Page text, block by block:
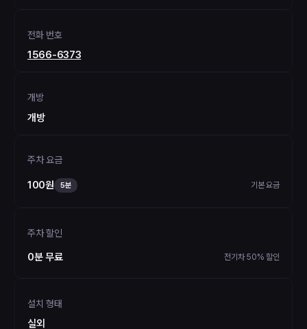
전화 번호
1566-6373
개방
개방
주차 요금
100원 5분 기본 요금
주차 할인
0분 무료 전기차 50% 할인
설치 형태
실외